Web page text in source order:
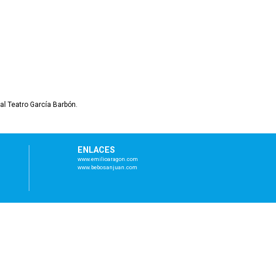
Teatro García Barbón.
ENLACES
www.emilioaragon.com
www.bebosanjuan.com